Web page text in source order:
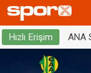
Hızlı Erişim ANA